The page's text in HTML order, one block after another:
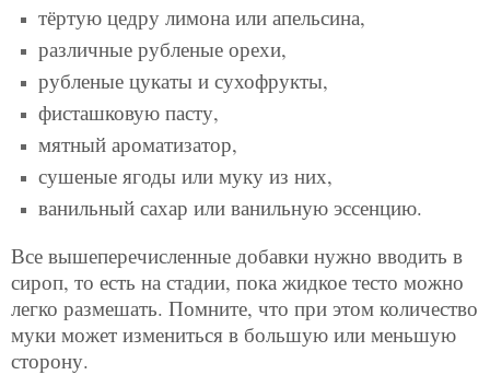
тёртую цедру лимона или апельсина,
различные рубленые орехи,
рубленые цукаты и сухофрукты,
фисташковую пасту,
мятный ароматизатор,
сушеные ягоды или муку из них,
ванильный сахар или ванильную эссенцию.
Все вышеперечисленные добавки нужно вводить в
сироп, то есть на стадии, пока жидкое тесто можно
легко размешать. Помните, что при этом количество
муки может измениться в большую или меньшую
сторону.